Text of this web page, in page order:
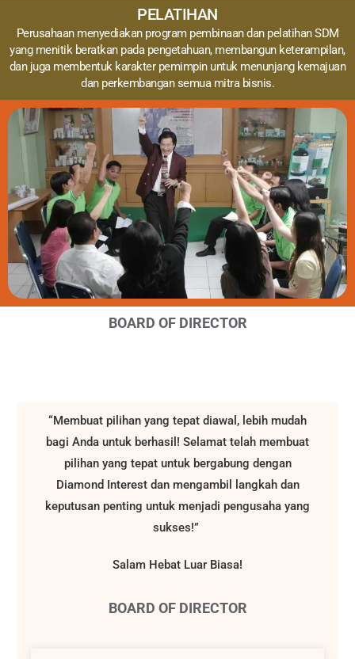
PELATIHAN
Perusahaan menyediakan program pembinaan dan pelatihan SDM
yang menitik beratkan pada pengetahuan, membangun keterampilan,
dan juga membentuk karakter pemimpin untuk menunjang kemajuan
dan perkembangan semua mitra bisnis.
BOARD OF DIRECTOR
“Membuat pilihan yang tepat diawal, lebih mudah
bagi Anda untuk berhasil! Selamat telah membuat
pilihan yang tepat untuk bergabung dengan
Diamond Interest dan mengambil langkah dan
keputusan penting untuk menjadi pengusaha yang
sukses!”
Salam Hebat Luar Biasa!
BOARD OF DIRECTOR